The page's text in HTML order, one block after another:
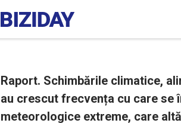
Raport. Schimbările climatice,
au crescut frecvența cu care se
meteorologice extreme, care